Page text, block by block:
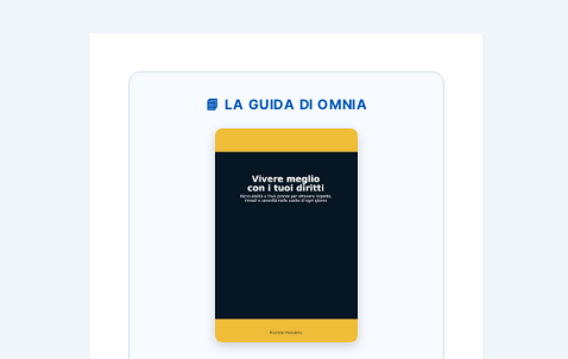
📘 LA GUIDA DI OMNIA